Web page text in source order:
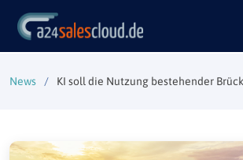
News KI soll die Nutzung bestehender